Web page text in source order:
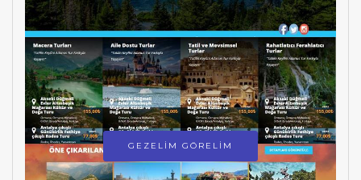
GEZELİM GÖRELİM